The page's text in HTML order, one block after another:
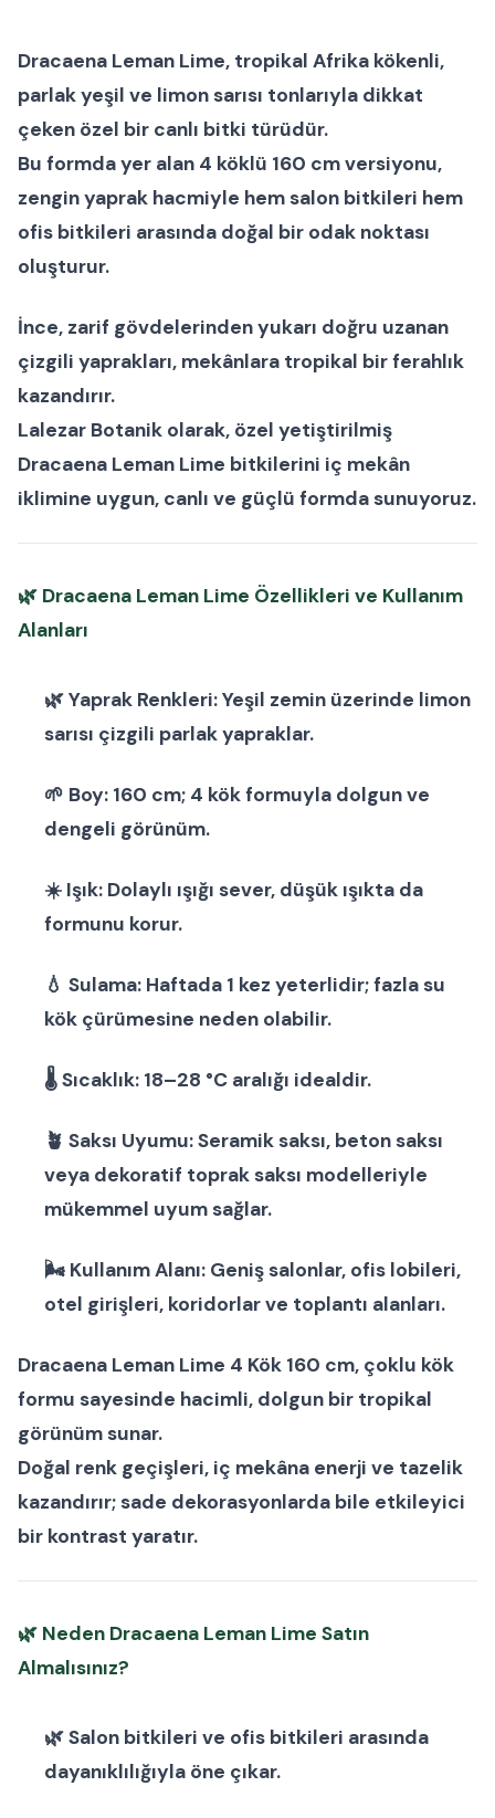
Dracaena Leman Lime, tropikal Afrika kökenli,
parlak yeşil ve limon sarısı tonlarıyla dikkat
çeken özel bir canlı bitki türüdür.
Bu formda yer alan 4 köklü 160 cm versiyonu,
zengin yaprak hacmiyle hemsalon bitkileri hem
ofis bitkileri arasında doğal bir odak noktası
oluşturur.
İnce, zarif gövdelerinden yukarı doğru uzanan
çizgili yaprakları, mekânlara tropikal bir ferahlık
kazandırır.
Lalezar Botanik olarak, özel yetiştirilmiş
Dracaena Leman Lime bitkilerini iç mekân
iklimine uygun, canlı ve güçlü formda sunuyoruz.
🌿 Dracaena Leman Lime Özellikleri ve Kullanım
Alanları
🌿Yaprak Renkleri:Yeşil zemin üzerinde limon
sarısı çizgili parlak yapraklar.
🌱 Boy: 160 cm; 4 kök formuyla dolgun ve
dengeli görünüm.
☀️ Işık: Dolaylı ışığı sever, düşük ışıkta da
formunu korur.
💧 Sulama: Haftada 1 kez yeterlidir; fazla su
kök çürümesine neden olabilir.
🌡Sıcaklık: 18–28 °C aralığı idealdir.
🪴 Saksı Uyumu:Seramik saksı, beton saksı
veya dekoratif toprak saksı modelleriyle
mükemmel uyum sağlar.
🌬 Kullanım Alanı: Geniş salonlar, ofis lobileri,
otel girişleri, koridorlar ve toplantı alanları.
Dracaena Leman Lime 4 Kök 160 cm, çoklu kök
formu sayesinde hacimli, dolgun bir tropikal
görünüm sunar.
Doğal renk geçişleri, iç mekâna enerji ve tazelik
kazandırır; sade dekorasyonlarda bile etkileyici
bir kontrast yaratır.
🌿 Neden Dracaena Leman Lime Satın
Almalısınız?
🌿Salon bitkileri ve ofis bitkileri arasında
dayanıklılığıyla öne çıkar.